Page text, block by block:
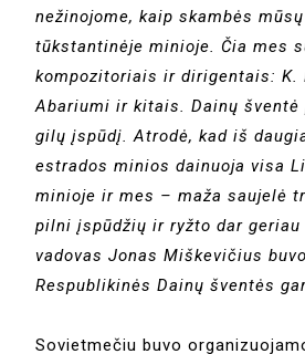
nežinojome, kaip skambės
tūkstantinėje minioje. Čia mes
kompozitoriais ir dirigentais: K.
Abariumi ir kitais. Dainų šventė
gilų įspūdį. Atrodė, kad iš
estrados minios dainuoja visa
minioje ir mes – maža saujelė
pilni įspūdžių ir ryžto dar geriau
vadovas Jonas Miškevičius
Respublikinės Dainų šventės
Sovietmečiu buvo